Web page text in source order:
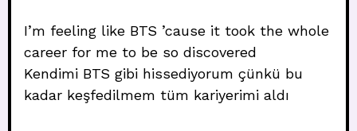
I’m feeling like BTS ’cause it took the whole
career for me to be so discovered
Kendimi BTS gibi hissediyorum çünkü bu
kadar keşfedilmem tüm kariyerimi aldı